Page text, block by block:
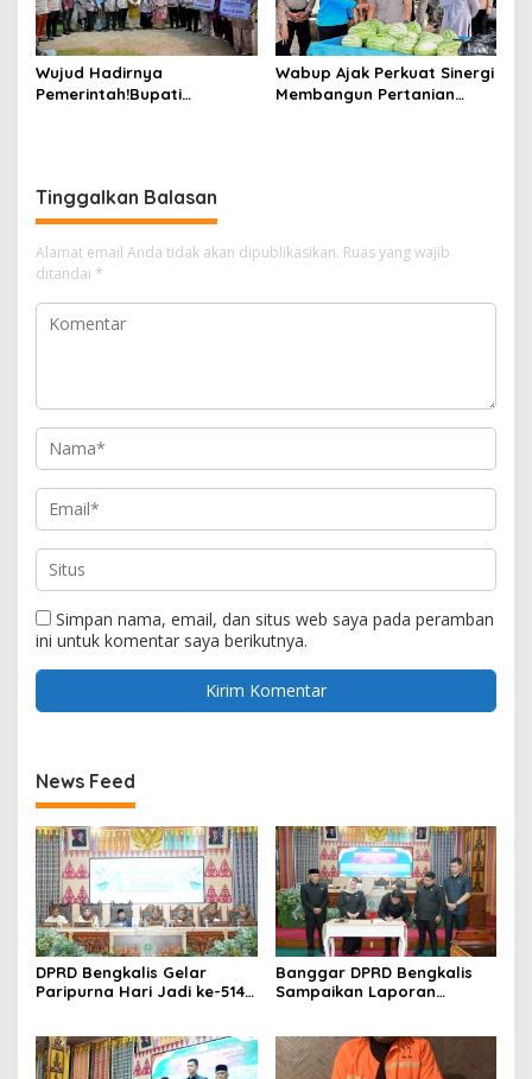
Wujud Hadirnya
Pemerintah!Bupati
Wabup Ajak Perkuat Sinergi
Membangun Pertanian
Tinggalkan Balasan
Alamat email Anda tidak akan dipublikasikan. Ruas yang wajib
ditandai *
Simpan nama, email, dan situs web saya pada peramban
ini untuk komentar saya berikutnya.
News Feed
DPRD Bengkalis Gelar
Paripurna Hari Jadi ke-514
Negeri Junjungan.
Banggar DPRD Bengkalis
Sampaikan Laporan
Pelaksanaan APBD Tahun
Anggaran 2025